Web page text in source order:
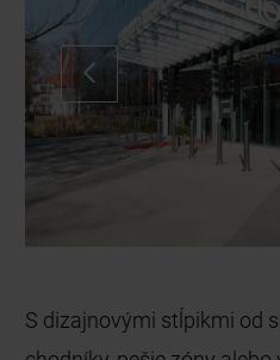
S dizajnovými stĺpikmi od